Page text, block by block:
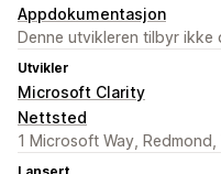
Appdokumentasjon
Denne utvikleren tilbyr
Utvikler
Microsoft Clarity
Nettsted
1 Microsoft Way, Redmond,